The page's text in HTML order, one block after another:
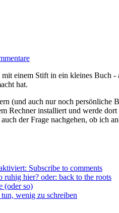
einem Stift in ein kleines Buch
hat.
(und auch nur noch persönliche
Rechner installiert und werde
der Frage nachgehen, ob ich
Subscribe to comments
ruhig hier? oder: back to the roots
(oder so)
wenig zu schreiben